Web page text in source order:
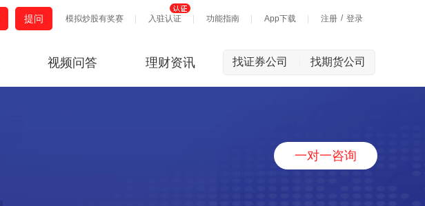
模拟炒股有奖赛 入驻认证 功能指南 App下载 注册 / 登录
提问
视频问答 理财资讯 找证券公司 找期货公司
一对一咨询